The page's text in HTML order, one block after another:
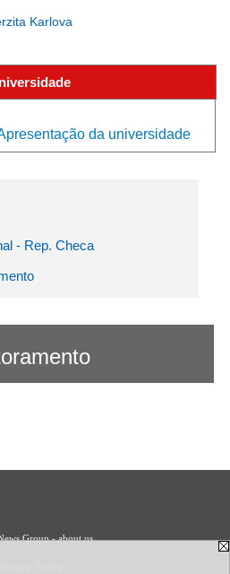
Karlova
da universidade
- Rep. Checa
Group - about us